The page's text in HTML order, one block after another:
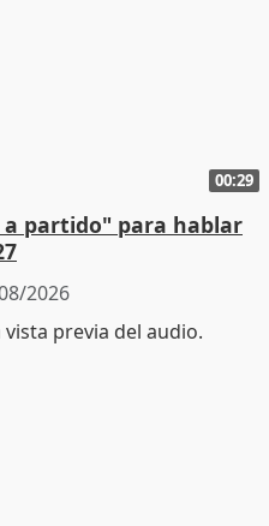
00:29
partido" para hablar
2026